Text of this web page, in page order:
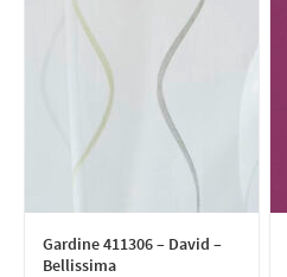
Gardine 411306 – David –
Bellissima